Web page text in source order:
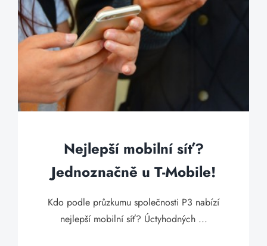
Nejlepší mobilní síť?
Jednoznačně u T-Mobile!
Kdo podle průzkumu společnosti P3 nabízí
nejlepší mobilní síť? Úctyhodných ...